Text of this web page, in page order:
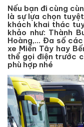
Nếu bạn đi cùng
là sự lựa chọn
khách khai thác
khảo như: Thành
Hoàng,… Đa số
xe Miền Tây hay
thể gọi điện trước
phù hợp nhé